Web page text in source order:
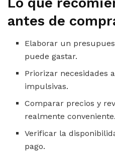
Lo que
antes de
Elaborar un
puede gastar.
Priorizar necesidades
impulsivas.
Comparar precios y
realmente conveniente.
Verificar la
pago.